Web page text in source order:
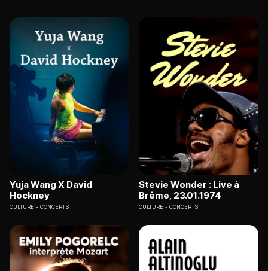
Yuja Wang X David
Hockney
CULTURE CONCERTS
Stevie Wonder : Live à
Brême, 23.01.1974
CULTURE CONCERTS